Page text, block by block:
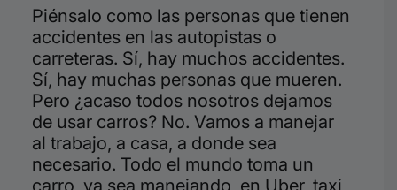
Piénsalo como las personas que tienen
accidentes en las autopistas o
carreteras. Sí, hay muchos accidentes.
Sí, hay muchas personas que mueren.
Pero ¿acaso todos nosotros dejamos
de usar carros? No. Vamos a manejar
al trabajo, a casa, a donde sea
necesario. Todo el mundo toma un
carro, ya sea manejando, en Uber, taxi,